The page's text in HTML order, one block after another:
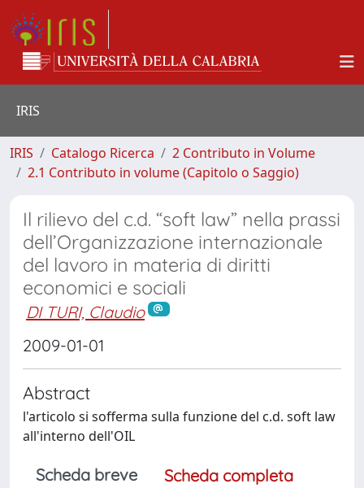
IRIS
IRIS Catalogo Ricerca
2 Contributo in Volume
2.1 Contributo in volume (Capitolo o Saggio)
Il rilievo del c.d. “soft law” nella prassi
dell’Organizzazione internazionale
del lavoro in materia di diritti
economici e sociali
DI TURI, Claudio
2009-01-01
Abstract
l'articolo si sofferma sulla funzione del c.d. soft law
all'interno dell'OIL
Scheda breve
Scheda completa